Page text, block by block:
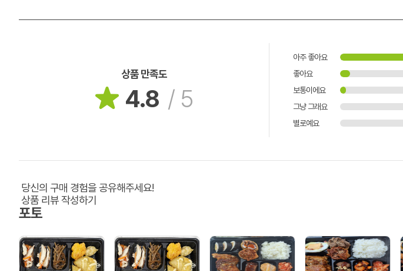
상품 만족도
4.8 / 5
아주 좋아요
좋아요
보통이에요
그냥 그래요
별로예요
당신의 구매 경험을 공유해주세요!
상품 리뷰 작성하기
포토